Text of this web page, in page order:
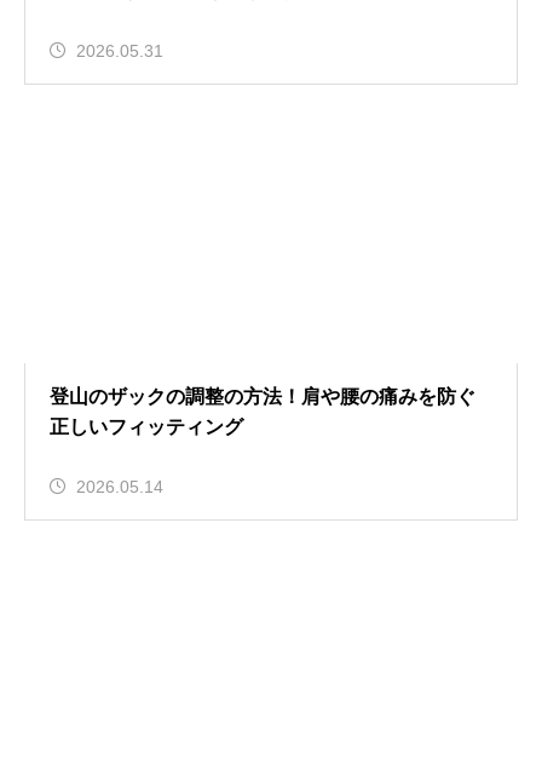
2026.05.31
登山のザックの調整の方法！肩や腰の痛みを防ぐ
正しいフィッティング
2026.05.14